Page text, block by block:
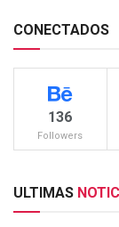
CONECTADOS
136
Followers
ULTIMAS